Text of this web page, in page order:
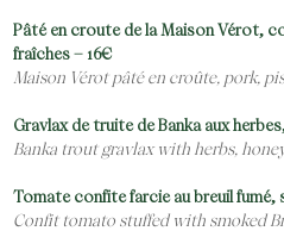
Pâté en croute de la Maison Vérot,
fraîches – 16€
Maison Vérot pâté en croûte, pork,
Gravlax de truite de Banka aux
Banka trout gravlax with herbs,
Tomate confite farcie au breuil fumé,
Confit tomato stuffed with smoked